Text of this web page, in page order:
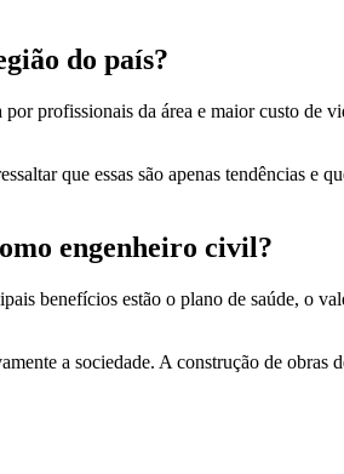
do país?
profissionais da área e maior custo de
que essas são apenas tendências e
engenheiro civil?
benefícios estão o plano de saúde, o
a sociedade. A construção de obras